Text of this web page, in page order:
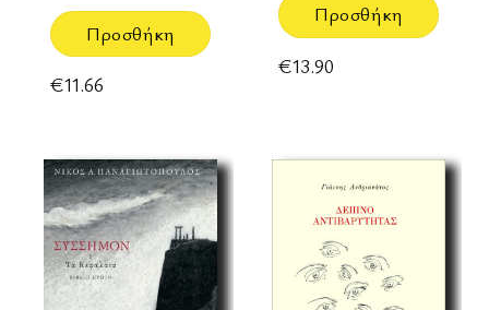
Προσθήκη
€11.66
Προσθήκη
€13.90